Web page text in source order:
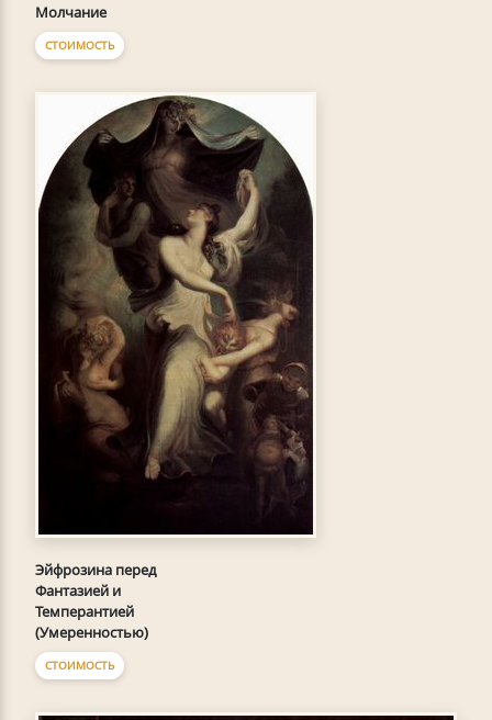
Молчание
СТОИМОСТЬ
Эйфрозина перед
Фантазией и
Темперантией
(Умеренностью)
СТОИМОСТЬ